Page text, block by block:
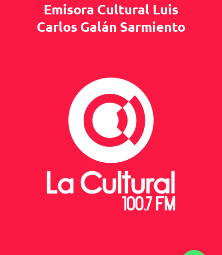
Emisora Cultural Luis
Carlos Galán Sarmiento